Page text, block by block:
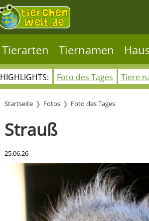
Tierarten Tiernamen
HIGHLIGHTS: Foto des Tages Tiere
Startseite Fotos Foto des Tages
Strauß
25.06.26